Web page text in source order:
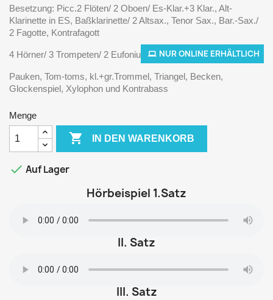
NUR ONLINE ERHÄLTLICH
Besetzung: Picc.2 Flöten/ 2 Oboen/ Es-Klar.+3 Klar., Alt-
Klarinette in ES, Baßklarinette/ 2 Altsax., Tenor Sax., Bar.-Sax./
2 Fagotte, Kontrafagott
4 Hörner/ 3 Trompeten/ 2 Eufonium's / 3 Posaunen/ Tuba /
Pauken, Tom-toms, kl.+gr.Trommel, Triangel, Becken,
Glockenspiel, Xylophon und Kontrabass
Menge
 IN DEN WARENKORB
 Auf Lager
Hörbeispiel 1.Satz
II. Satz
III. Satz